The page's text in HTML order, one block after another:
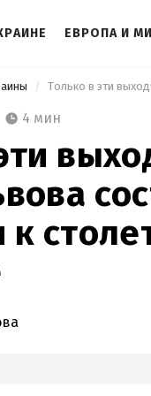
ЕВРОПА И
4 мин
к